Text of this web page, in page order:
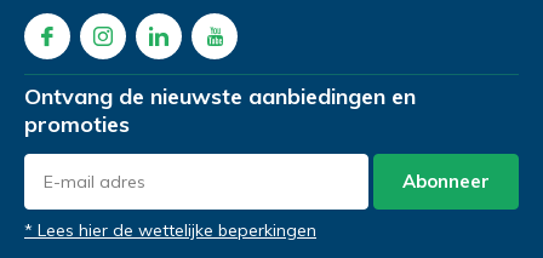
Ontvang de nieuwste aanbiedingen en
promoties
Abonneer
* Lees hier de wettelijke beperkingen